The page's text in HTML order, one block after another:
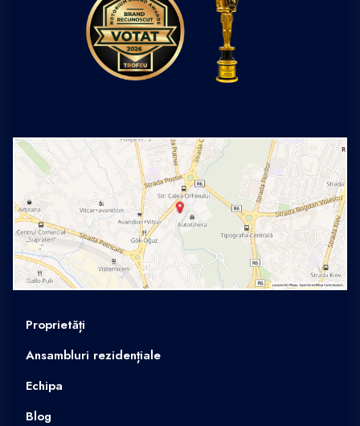
Proprietăți
Ansambluri rezidențiale
Echipa
Blog